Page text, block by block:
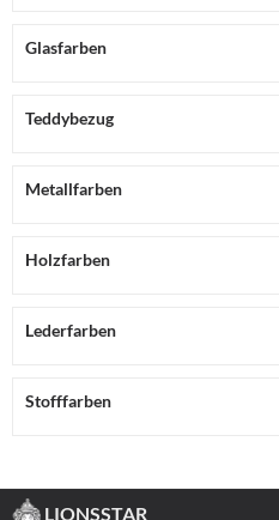
Glasfarben
Teddybezug
Metallfarben
Holzfarben
Lederfarben
Stofffarben
LIONSSTAR